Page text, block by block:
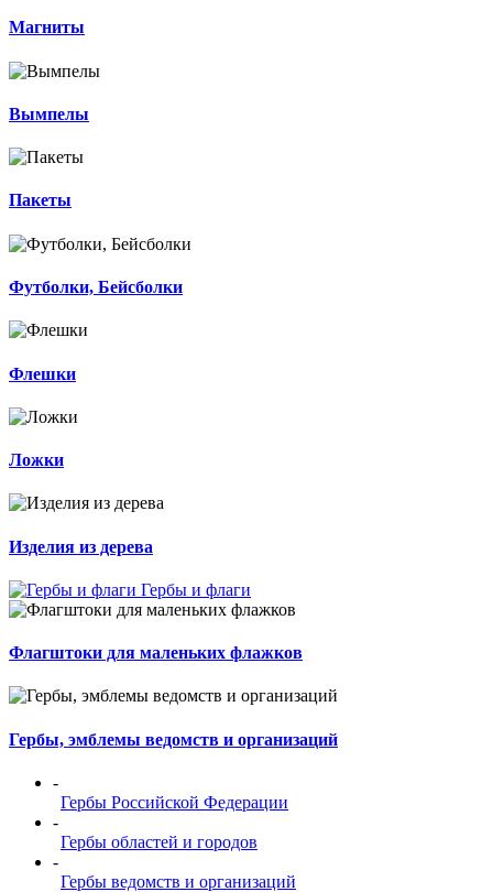
Магниты
Вымпелы
Пакеты
Футболки, Бейсболки
Флешки
Ложки
Изделия из дерева
Гербы и флаги
Флагштоки для маленьких флажков
Гербы, эмблемы ведомств и организаций
-
Гербы Российской Федерации
-
Гербы областей и городов
-
Гербы ведомств и организаций